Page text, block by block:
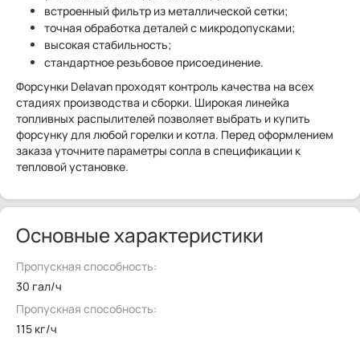
встроенный фильтр из металлической сетки;
точная обработка деталей с микродопусками;
высокая стабильность;
стандартное резьбовое присоединение.
Форсунки Delavan проходят контроль качества на всех
стадиях производства и сборки. Широкая линейка
топливных распылителей позволяет выбрать и купить
форсунку для любой горелки и котла. Перед оформлением
заказа уточните параметры сопла в спецификации к
тепловой установке.
Основные характеристики
Пропускная способность:
30 гал/ч
Пропускная способность:
115 кг/ч